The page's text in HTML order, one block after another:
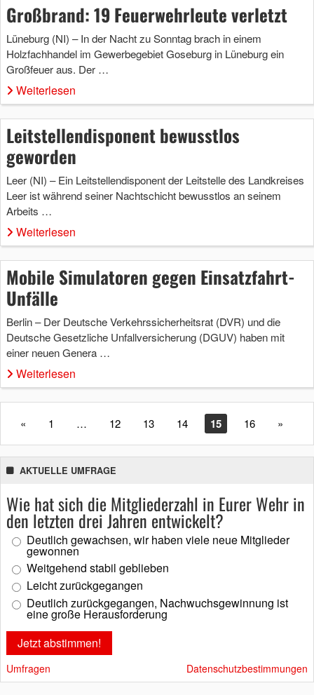
Großbrand: 19 Feuerwehrleute verletzt
Lüneburg (NI) – In der Nacht zu Sonntag brach in einem
Holzfachhandel im Gewerbegebiet Goseburg in Lüneburg ein
Großfeuer aus. Der …
Weiterlesen
Leitstellendisponent bewusstlos
geworden
Leer (NI) – Ein Leitstellendisponent der Leitstelle des Landkreises
Leer ist während seiner Nachtschicht bewusstlos an seinem
Arbeits …
Weiterlesen
Mobile Simulatoren gegen Einsatzfahrt-
Unfälle
Berlin – Der Deutsche Verkehrssicherheitsrat (DVR) und die
Deutsche Gesetzliche Unfallversicherung (DGUV) haben mit
einer neuen Genera …
Weiterlesen
« 1 … 12 13 14 15 16 »
AKTUELLE UMFRAGE
Wie hat sich die Mitgliederzahl in Eurer Wehr in
den letzten drei Jahren entwickelt?
Deutlich gewachsen, wir haben viele neue Mitglieder
gewonnen
Weitgehend stabil geblieben
Leicht zurückgegangen
Deutlich zurückgegangen, Nachwuchsgewinnung ist
eine große Herausforderung
Umfragen Datenschutzbestimmungen